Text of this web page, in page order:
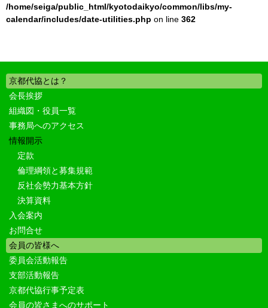
/home/seiga/public_html/kyotodaikyo/common/libs/my-
calendar/includes/date-utilities.php on line 362
京都代協とは？
会長挨拶
組織図・役員一覧
事務局へのアクセス
情報開示
定款
倫理綱領と募集規範
反社会勢力基本方針
決算資料
入会案内
お問合せ
会員の皆様へ
委員会活動報告
支部活動報告
京都代協行事予定表
会員の皆さまへのサポート